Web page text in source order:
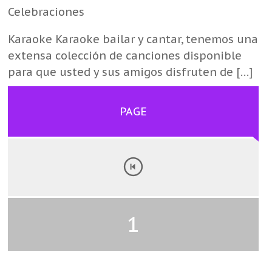
Karaoke Karaoke bailar y cantar, tenemos una
extensa colección de canciones disponible
para que usted y sus amigos disfruten de […]
PAGE
1